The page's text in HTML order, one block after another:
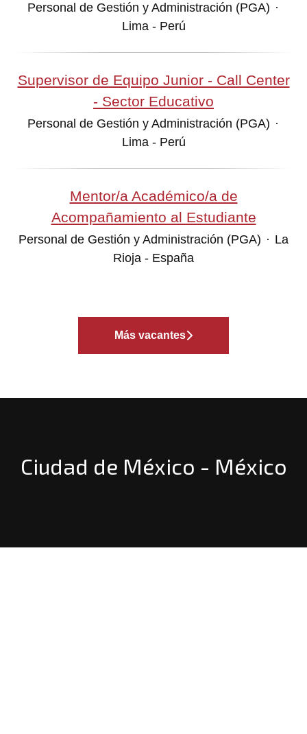
Personal de Gestión y Administración (PGA) ·
Lima - Perú
Supervisor de Equipo Junior - Call Center
- Sector Educativo
Personal de Gestión y Administración (PGA) ·
Lima - Perú
Mentor/a Académico/a de
Acompañamiento al Estudiante
Personal de Gestión y Administración (PGA) · La
Rioja - España
Más vacantes
Ciudad de México - México